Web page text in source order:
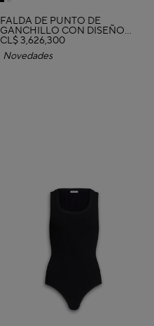
FALDA DE PUNTO DE
GANCHILLO CON DISEÑO
FLORAL
CL$ 3,626,300
Novedades